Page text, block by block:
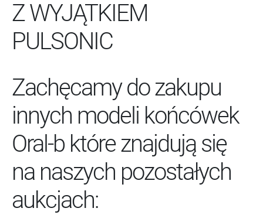
Z WYJĄTKIEM
PULSONIC
Zachęcamy do zakupu
innych modeli końcówek
Oral-b które znajdują się
na naszych pozostałych
aukcjach: